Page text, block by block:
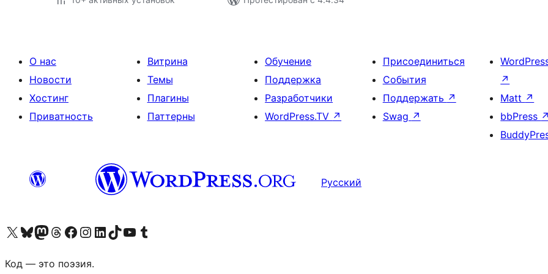
О нас
Новости
Хостинг
Приватность
Витрина
Темы
Плагины
Паттерны
Обучение
Поддержка
Разработчики
WordPress.TV ↗
Присоединиться
События
Поддержать ↗
Swag ↗
↗
Matt ↗
bbPress ↗
Русский
Посетите нас в X (ранее Twitter)
Посетите нашу учётную запись в Bluesky
Посетите нашу ленту в Mastodon
Посетите нашу учётную запись в Threads
Посетите нашу страницу на Facebook
Посетите наш Instagram
Посетите нашу страницу в LinkedIn
Посетите нашу учётную запись в TikTok
Посетите наш канал YouTube
Посетите нашу учётную запись в Tumblr
Код — это поэзия.